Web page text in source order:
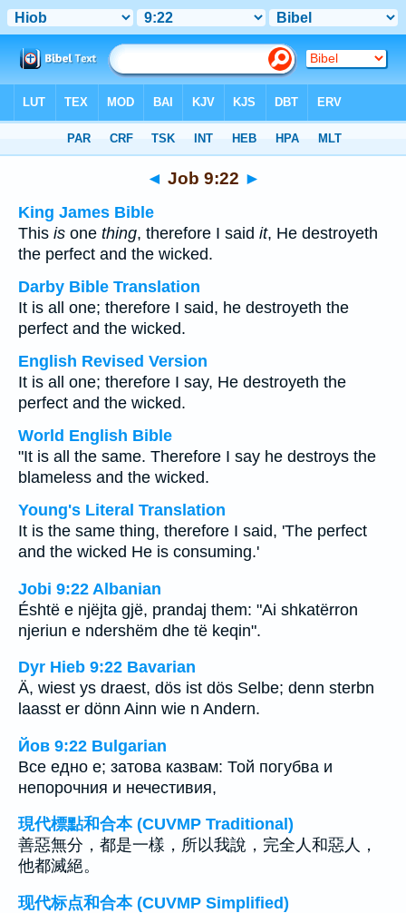
◄ Job 9:22 ►
King James Bible
This is one thing, therefore I said it, He destroyeth
the perfect and the wicked.
Darby Bible Translation
It is all one; therefore I said, he destroyeth the
perfect and the wicked.
English Revised Version
It is all one; therefore I say, He destroyeth the
perfect and the wicked.
World English Bible
"It is all the same. Therefore I say he destroys the
blameless and the wicked.
Young's Literal Translation
It is the same thing, therefore I said, 'The perfect
and the wicked He is consuming.'
Jobi 9:22 Albanian
Éshtë e njëjta gjë, prandaj them: "Ai shkatërron
njeriun e ndershëm dhe të keqin".
Dyr Hieb 9:22 Bavarian
Ä, wiest ys draest, dös ist dös Selbe; denn sterbn
laasst er dönn Ainn wie n Andern.
Йов 9:22 Bulgarian
Все едно е; затова казвам: Той погубва и
непорочния и нечестивия,
現代標點和合本 (CUVMP Traditional)
善惡無分，都是一樣，所以我說，完全人和惡人，
他都滅絕。
现代标点和合本 (CUVMP Simplified)